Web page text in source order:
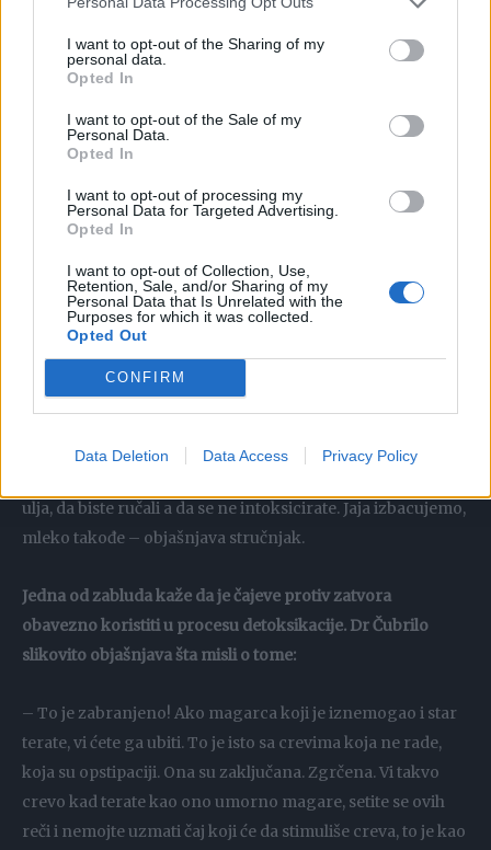
I want to opt-out of the Sharing of my
personal data.
Opted In
I want to opt-out of the Sale of my
Personal Data.
Opted In
I want to opt-out of processing my
Personal Data for Targeted Advertising.
Opted In
I want to opt-out of Collection, Use,
Retention, Sale, and/or Sharing of my
Personal Data that Is Unrelated with the
Purposes for which it was collected.
Opted Out
CONFIRM
Data Deletion Data Access Privacy Policy
foto: Rina
Bolje je sve to voće pojesti, ali šta ćete ako nemate dobar
danas epidemija”, smatra dr Čubrilo.
Usled hroničnog stresa ti enzimi nestaju, hrana ne može
da se vari, truli, i eto intoksikacije.
– Prvo što je zabranjeno u procesu detoksikacije jeste
mast. Nema ni maslinovog ulja. Ako imate organizam koji
je intoksiciran, to znači da jetra više ne može da se bori,
puna je toksina. Zašto toj jetri davati zadatak da ona
obrađuje te masti? Pustite je da se oporavi, dajte joj
minimalne količine. Jedite meso bez ulja, spremljeno u
ulja, da biste ručali a da se ne intoksicirate. Jaja izbacujemo,
mleko takođe – objašnjava stručnjak.
Jedna od zabluda kaže da je čajeve protiv zatvora
obavezno koristiti u procesu detoksikacije. Dr Čubrilo
slikovito objašnjava šta misli o tome:
– To je zabranjeno! Ako magarca koji je iznemogao i star
terate, vi ćete ga ubiti. To je isto sa crevima koja ne rade,
koja su opstipaciji. Ona su zaključana. Zgrčena. Vi takvo
crevo kad terate kao ono umorno magare, setite se ovih
reči i nemojte uzmati čaj koji će da stimuliše creva, to je kao